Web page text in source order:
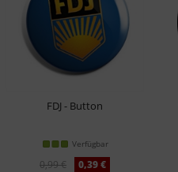
FDJ - Button
Verfügbar
0,99 € 0,39 €